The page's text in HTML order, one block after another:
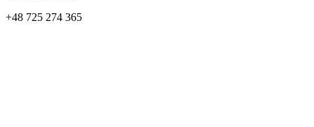
+48 725 274 365